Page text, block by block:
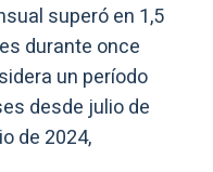
superó en 1,5
durante once
un período
desde julio de
de 2024,